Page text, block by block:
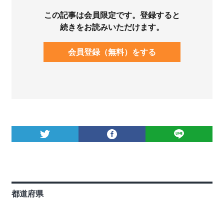
この記事は会員限定です。登録すると
続きをお読みいただけます。
会員登録（無料）をする
都道府県